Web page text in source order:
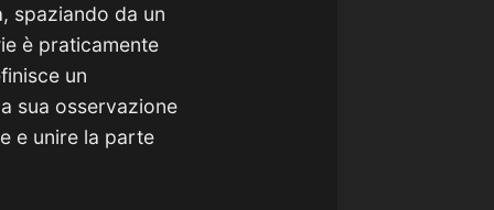
spaziando da un
è praticamente
un
sua osservazione
e unire la parte